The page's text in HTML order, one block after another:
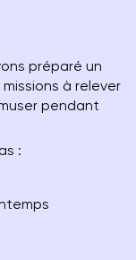
préparé un
à relever
pendant
: